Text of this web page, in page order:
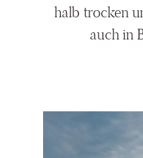
halb trocken
auch in